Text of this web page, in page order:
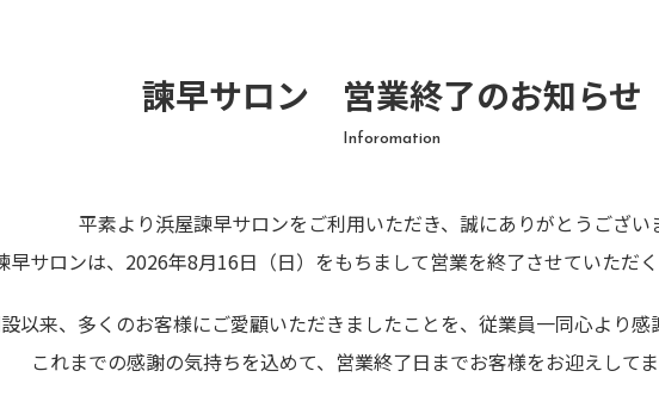
諫早サロン 営業終了のお知らせ
Inforomation
平素より浜屋諫早サロンをご利用いただき、誠にありがとうござい
早サロンは、2026年8月16日（日）をもちまして営業を終了させていただ
以来、多くのお客様にご愛顧いただきましたことを、従業員一同心より感
これまでの感謝の気持ちを込めて、営業終了日までお客様をお迎えして